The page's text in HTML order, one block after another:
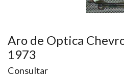
Aro de Optica
1973
Consultar